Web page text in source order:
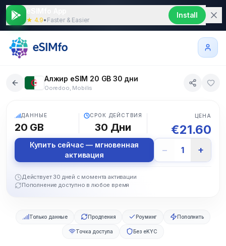
★ 4.9• Faster & Easier
Install
Алжир eSIM 20 GB 30 дни
Ooredoo, Mobilis
ДАННЫЕ
20 GB
СРОК ДЕЙСТВИЯ
30 Дни
ЦЕНА
€21.60
Купить сейчас — мгновенная
активация
− 1 +
Действует 30 дней с момента активации
Пополнение доступно в любое время
Только данные Продления Роуминг Пополнить
Точка доступа Без eKYC